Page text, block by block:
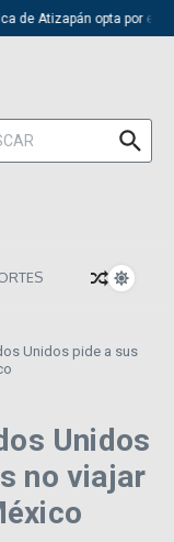
de Atizapán opta por el
Unidos pide a sus
Unidos
no viajar